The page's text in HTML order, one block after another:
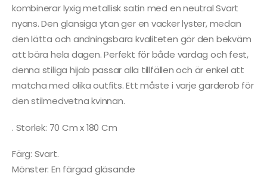
kombinerar lyxig metallisk satin med en neutral Svart
nyans. Den glansiga ytan ger en vacker lyster, medan
den lätta och andningsbara kvaliteten gör den bekväm
att bära hela dagen. Perfekt för både vardag och fest,
denna stiliga hijab passar alla tillfällen och är enkel att
matcha med olika outfits. Ett måste i varje garderob för
den stilmedvetna kvinnan.
. Storlek: 70 Cm x 180 Cm
Färg: Svart.
Mönster: En färgad gläsande